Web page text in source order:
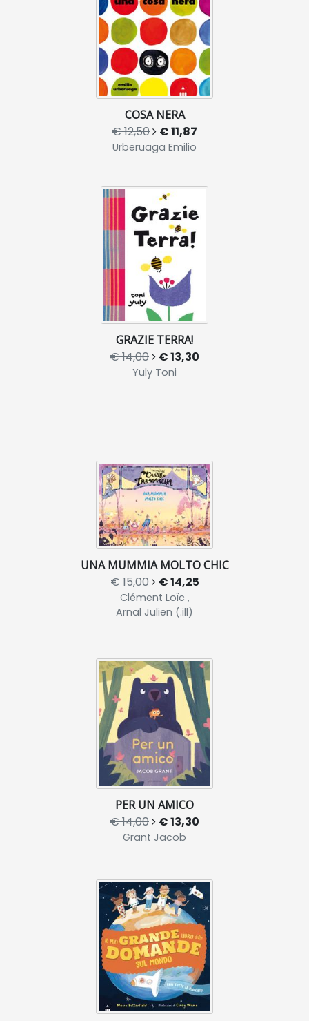
COSA NERA
€ 12,50 € 11,87
Urberuaga Emilio
GRAZIE TERRA!
€ 14,00 € 13,30
Yuly Toni
UNA MUMMIA MOLTO CHIC
€ 15,00 € 14,25
Clément Loïc ,
Arnal Julien (.ill)
PER UN AMICO
€ 14,00 € 13,30
Grant Jacob